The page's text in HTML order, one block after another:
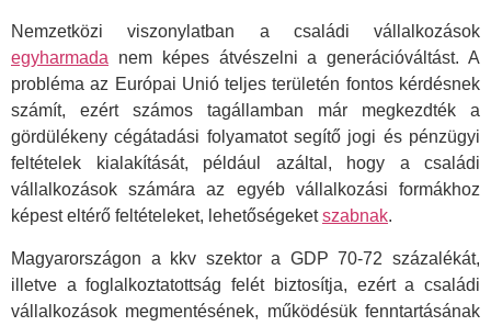
Nemzetközi viszonylatban a családi vállalkozások
egyharmada nem képes átvészelni a generációváltást. A
probléma az Európai Unió teljes területén fontos kérdésnek
számít, ezért számos tagállamban már megkezdték a
gördülékeny cégátadási folyamatot segítő jogi és pénzügyi
feltételek kialakítását, például azáltal, hogy a családi
vállalkozások számára az egyéb vállalkozási formákhoz
képest eltérő feltételeket, lehetőségeketszabnak.
Magyarországon a kkv szektor a GDP 70-72 százalékát,
illetve a foglalkoztatottság felét biztosítja, ezért a családi
vállalkozások megmentésének, működésük fenntartásának